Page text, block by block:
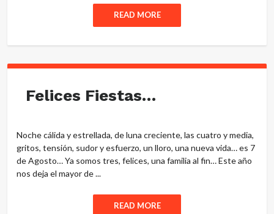
READ MORE
Felices Fiestas…
Noche cálida y estrellada, de luna creciente, las cuatro y media,
gritos, tensión, sudor y esfuerzo, un lloro, una nueva vida… es 7
de Agosto… Ya somos tres, felices, una familia al fin… Este año
nos deja el mayor de ...
READ MORE